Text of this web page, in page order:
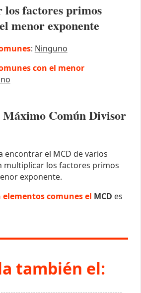
los factores primos
menor exponente
: Ninguno
con el menor
Común Divisor
encontrar el MCD de varios
multiplicar los factores primos
exponente.
elementos comunes el MCD es
también el: